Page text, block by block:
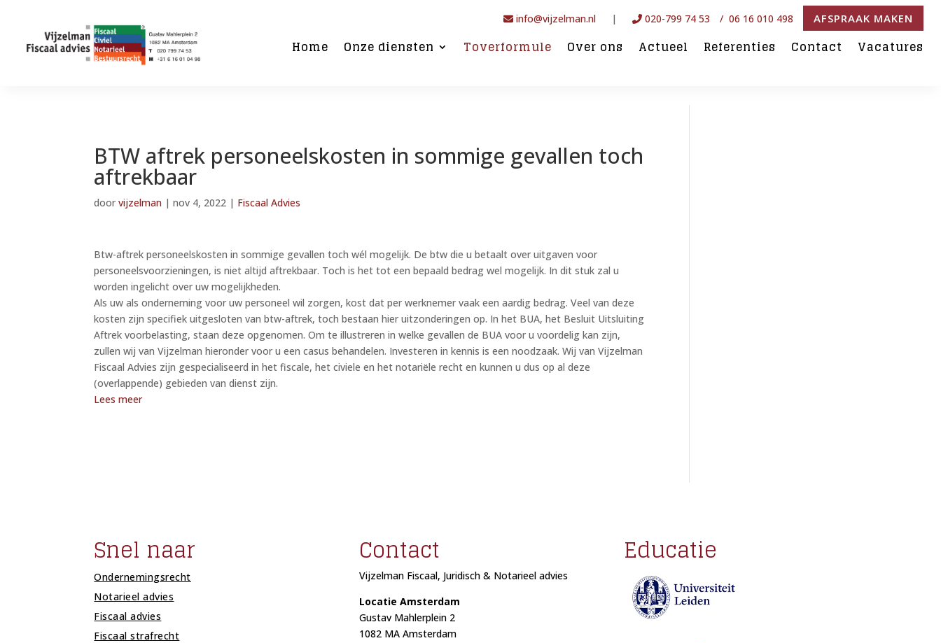
info@vijzelman.nl | 020-799 74 53 / 06 16 010 498 AFSPRAAK MAKEN
Home Onze diensten Toverformule Over ons Actueel Referenties Contact Vacatures
BTW aftrek personeelskosten in sommige gevallen toch
aftrekbaar
doorvijzelman |nov 4, 2022 | Fiscaal Advies
Btw-aftrek personeelskosten in sommige gevallen toch wél mogelijk. De btw die u betaalt over uitgaven voor
personeelsvoorzieningen, is niet altijd aftrekbaar. Toch is het tot een bepaald bedrag wel mogelijk. In dit stuk zal u
worden ingelicht over uw mogelijkheden.
Als uw als onderneming voor uw personeel wil zorgen, kost dat per werknemer vaak een aardig bedrag. Veel van deze
kosten zijn specifiek uitgesloten van btw-aftrek, toch bestaan hier uitzonderingen op. In het BUA, het Besluit Uitsluiting
Aftrek voorbelasting, staan deze opgenomen. Om te illustreren in welke gevallen de BUA voor u voordelig kan zijn,
zullen wij van Vijzelman hieronder voor u een casus behandelen. Investeren in kennis is een noodzaak. Wij van Vijzelman
Fiscaal Advies zijn gespecialiseerd in het fiscale, het civiele en het notariële recht en kunnen u dus op al deze
(overlappende) gebieden van dienst zijn.
Lees meer
Snel naar
Ondernemingsrecht
Notarieel advies
Fiscaal advies
Fiscaal strafrecht
Contact
Vijzelman Fiscaal, Juridisch & Notarieel advies
Locatie Amsterdam
Gustav Mahlerplein 2
1082 MA Amsterdam
Educatie